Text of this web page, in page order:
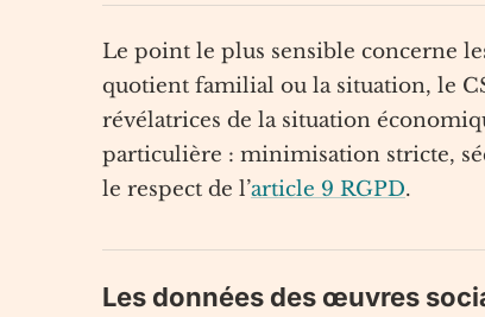
Le point le plus sensible concerne
quotient familial ou la situation, le
révélatrices de la situation
particulière : minimisation stricte,
le respect de l’article 9 RGPD.
Les données des œuvres